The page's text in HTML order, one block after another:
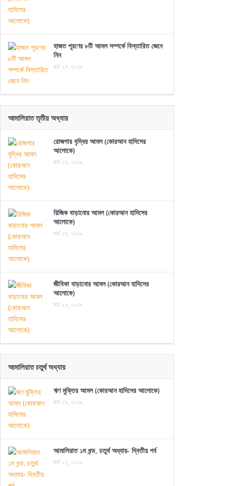
হাজত পূরণের ৮টি আমল সম্পর্কে বিস্তারিত জেনে
নিন
মার্চ ২৭, ২০১৯
আমালিয়াত তৃতীয় অধ্যায়
রোজগার বৃদ্ধির আমল (কোরআন হাদিসের
আলোকে)
মার্চ ২৭, ২০১৯
রিজিক বাড়ানোর আমল (কোরআন হাদিসের
আলোকে)
মার্চ ২৭, ২০১৯
জীবিকা বাড়ানোর আমল (কোরআন হাদিসের
আলোকে)
মার্চ ২৭, ২০১৯
আমালিয়াত চতুর্থ অধ্যায়
ঋণ মুক্তির আমল (কোরআন হাদিসের আলোকে)
মার্চ ২৯, ২০১৯
আমালিয়াত ১ম খন্ড, চতুর্থ অধ্যায়- দ্বিতীয় পর্ব
মার্চ ২৭, ২০১৯